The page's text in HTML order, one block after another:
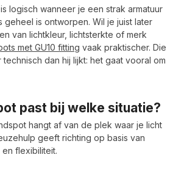
logisch wanneer je een strak armatuur
geheel is ontworpen. Wil je juist later
van lichtkleur, lichtsterkte of merk
met GU10 fitting vaak praktischer. Die
dan hij lijkt: het gaat vooral om
past bij welke situatie?
hangt af van de plek waar je licht
geeft richting op basis van
flexibiliteit.